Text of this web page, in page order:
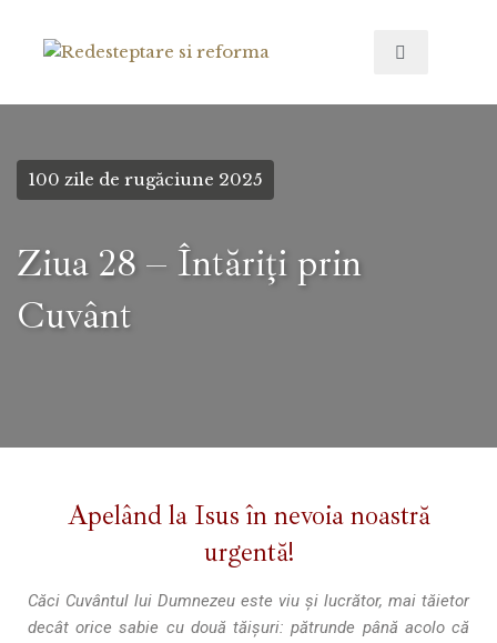
100 zile de rugăciune 2025
Ziua 28 – Întăriți prin
Cuvânt
Apelând la Isus în nevoia noastră
urgentă!
Căci Cuvântul lui Dumnezeu este viu şi lucrător, mai tăietor
decât orice sabie cu două tăișuri: pătrunde până acolo că